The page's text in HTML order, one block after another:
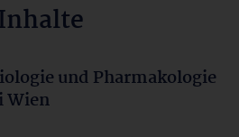
und Pharmakologie
Wien